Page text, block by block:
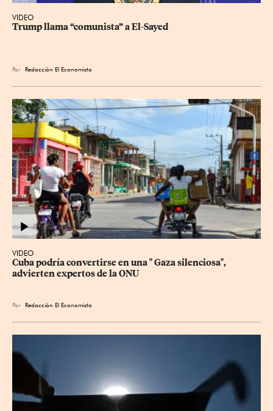
VIDEO
Trump llama “comunista” a El-Sayed
Por Redacción El Economista
VIDEO
Cuba podría convertirse en una " Gaza silenciosa",
advierten expertos de la ONU
Por Redacción El Economista